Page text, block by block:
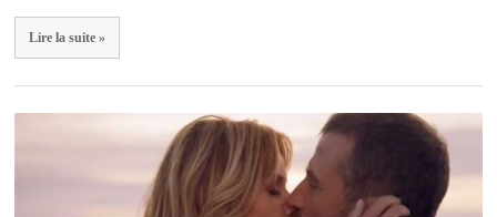
Lire la suite »